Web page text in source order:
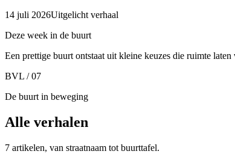
14 juli 2026Uitgelicht verhaal
Deze week in de buurt
Een prettige buurt ontstaat uit kleine keuzes die ruimte
BVL / 07
De buurt in beweging
Alle verhalen
7 artikelen, van straatnaam tot buurttafel.